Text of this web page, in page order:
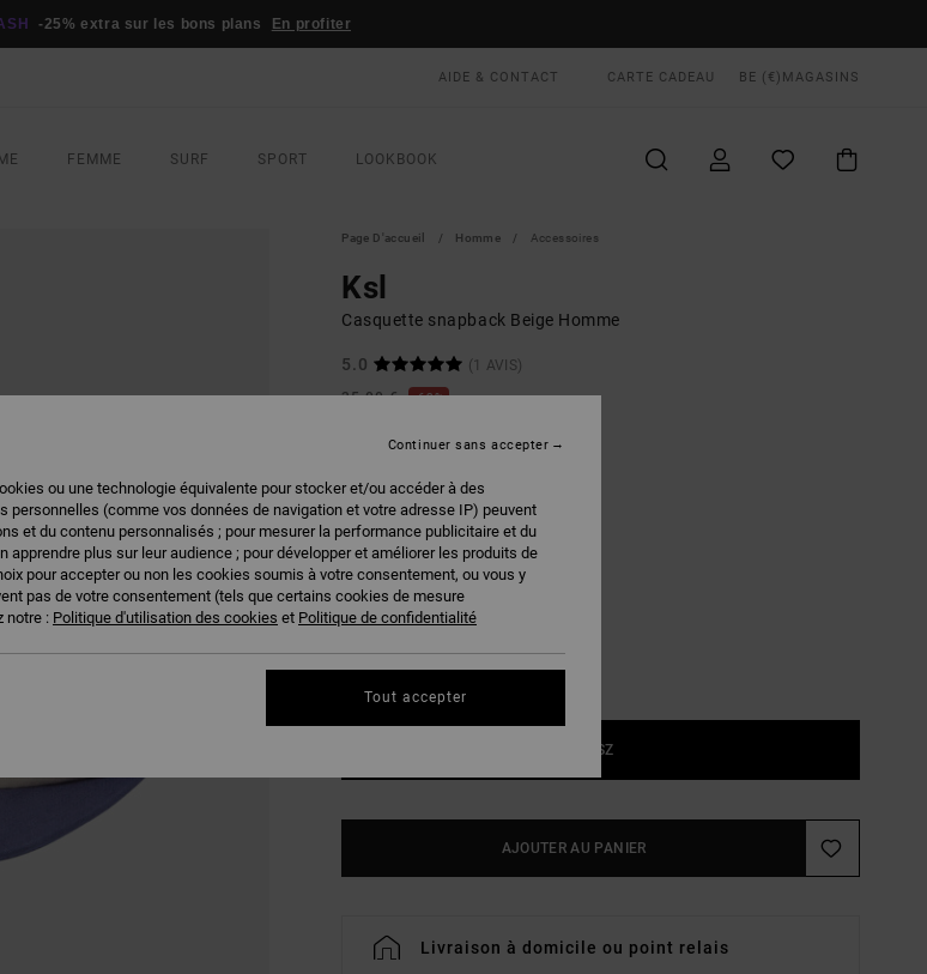
-25% extra sur les bons plans En profiter
AIDE & CONTACT CARTE CADEAU BE (€) MAGASINS
FEMME SURF SPORT LOOKBOOK
Page D'accueil Homme Accessoires
Ksl
Casquette snapback Beige Homme
5.0
(1 AVIS)
35,00 €
63%
VENTE FLASH EXTRA 25%
COULEURNatural
1SZ
AJOUTER AU PANIER
Livraison à domicile ou point relais
ou une technologie équivalente pour stocker et/ou accéder à des
personnelles (comme vos données de navigation et votre adresse IP) peuvent
et du contenu personnalisés ; pour mesurer la performance publicitaire et du
plus sur leur audience ; pour développer et améliorer les produits de
pour accepter ou non les cookies soumis à votre consentement, ou vous y
pas de votre consentement (tels que certains cookies de mesure
notre : Politique d'utilisation des cookies et Politique de confidentialité
Continuer sans accepter
Tout accepter